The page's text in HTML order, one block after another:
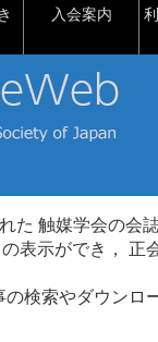
入会案内
た 触媒学会の会誌
表示ができ， 正
検索やダウンロ